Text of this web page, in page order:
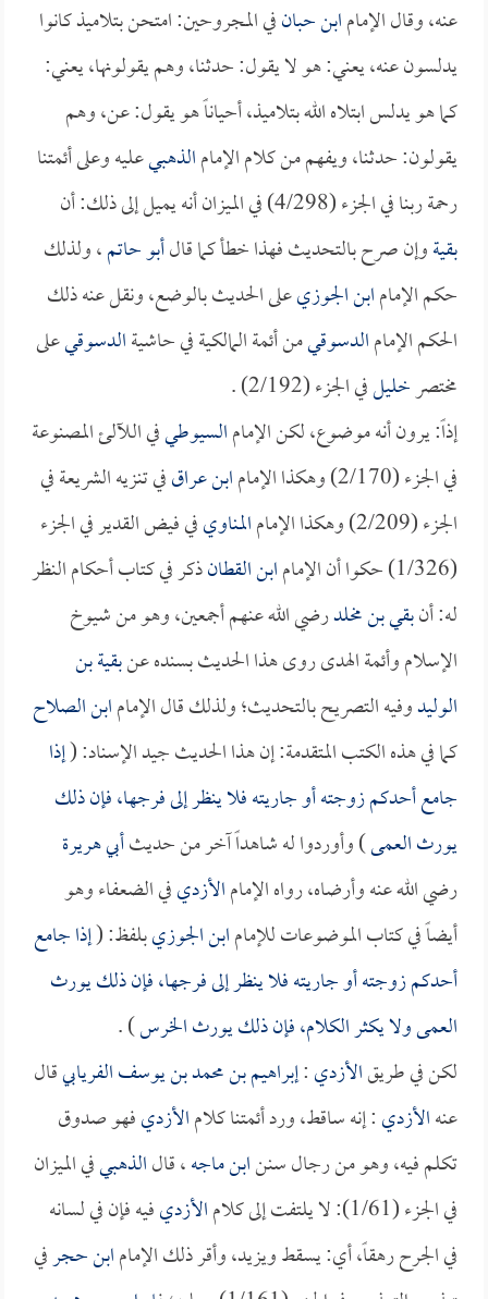
عنه، وقال الإمامابن حبانفي المجروحين: امتحن بتلاميذ كانوا
يدلسون عنه، يعني: هو لا يقول: حدثنا، وهم يقولونها، يعني:
كما هو يدلس ابتلاه الله بتلاميذ، أحياناً هو يقول: عن، وهم
يقولون: حدثنا، ويفهم من كلام الإمامالذهبيعليه وعلى أئمتنا
رحمة ربنا في الجزء (4/298) في الميزان أنه يميل إلى ذلك: أن
بقيةوإن صرح بالتحديث فهذا خطأ كما قالأبو حاتم، ولذلك
حكم الإمامابن الجوزيعلى الحديث بالوضع، ونقل عنه ذلك
الحكم الإمامالدسوقيمن أئمة المالكية في حاشيةالدسوقيعلى
مختصرخليلفي الجزء (2/192) .
إذاً: يرون أنه موضوع، لكن الإمامالسيوطيفي اللآلئ المصنوعة
في الجزء (2/170) وهكذا الإمام
ابن عراقفي تنزيه الشريعة في
الجزء (2/209) وهكذا الإمام
المناويفي فيض القدير في الجزء
(1/326) حكوا أن الإمام
ابن القطانذكر في كتاب أحكام النظر
له: أنبقي بن مخلدرضي الله عنهم أجمعين، وهو من شيوخ
الإسلام وأئمة الهدى روى هذا الحديث بسنده عنبقية بن
الوليدوفيه التصريح بالتحديث؛ ولذلك قال الإمامابن الصلاح
كما في هذه الكتب المتقدمة: إن هذا الحديث جيد الإسناد: (إذا
جامع أحدكم زوجته أو جاريته فلا ينظر إلى فرجها، فإن ذلك
يورث العمى) وأوردوا له شاهداً آخر من حديثأبي هريرة
رضي الله عنه وأرضاه، رواه الإمامالأزديفي الضعفاء وهو
أيضاً في كتاب الموضوعات للإمامابن الجوزيبلفظ: (إذا جامع
أحدكم زوجته أو جاريته فلا ينظر إلى فرجها، فإن ذلك يورث
العمى ولا يكثر الكلام، فإن ذلك يورث الخرس) .
لكن في طريقالأزدي:إبراهيم بن محمد بن يوسف الفريابيقال
عنهالأزدي: إنه ساقط، ورد أئمتنا كلامالأزديفهو صدوق
تكلم فيه، وهو من رجال سننابن ماجه، قالالذهبيفي الميزان
في الجزء (1/61): لا يلتفت إلى كلام
الأزديفيه فإن في لسانه
في الجرح رهقاً، أي: يسقط ويزيد، وأقر ذلك الإمامابن حجرفي